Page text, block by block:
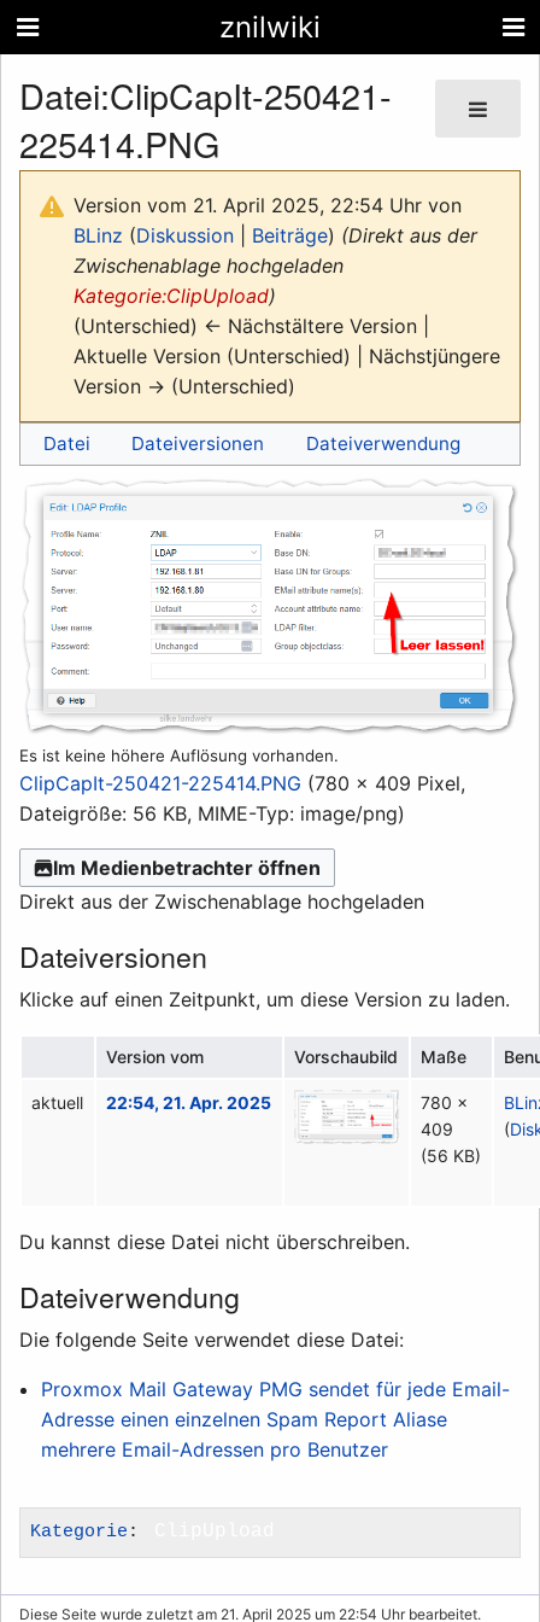
znilwiki
Datei:ClipCapIt-250421-
225414.PNG
Version vom 21. April 2025, 22:54 Uhr von
BLinz (Diskussion Beiträge) (Direkt aus der
Zwischenablage hochgeladen
Kategorie:ClipUpload)
(Unterschied) ← Nächstältere Version |
Aktuelle Version (Unterschied) | Nächstjüngere
Version → (Unterschied)
Datei Dateiversionen Dateiverwendung
Es ist keine höhere Auflösung vorhanden.
ClipCapIt-250421-225414.PNG (780 × 409 Pixel,
Dateigröße: 56 KB, MIME-Typ: image/png)
Im Medienbetrachter öffnen
Direkt aus der Zwischenablage hochgeladen
Dateiversionen
Klicke auf einen Zeitpunkt, um diese Version zu laden.
Version vom Vorschaubild Maße
aktuell 22:54, 21. Apr. 2025
780 ×
409
(56 KB)
(
Du kannst diese Datei nicht überschreiben.
Dateiverwendung
Die folgende Seite verwendet diese Datei:
Proxmox Mail Gateway PMG sendet für jede Email-
Adresse einen einzelnen Spam Report Aliase
mehrere Email-Adressen pro Benutzer
Kategorie :
Diese Seite wurde zuletzt am 21. April 2025 um 22:54 Uhr bearbeitet.